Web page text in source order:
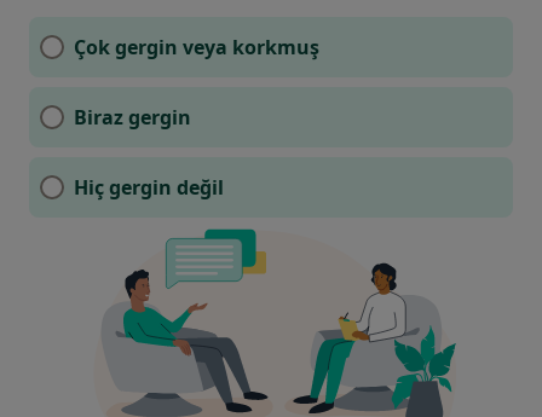
Çok gergin veya korkmuş
Biraz gergin
Hiç gergin değil